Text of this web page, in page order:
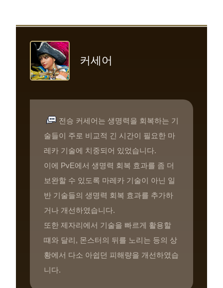
커세어
전승 커세어는 생명력을 회복하는 기
술들이 주로 비교적 긴 시간이 필요한 마
레카 기술에 치중되어 있었습니다.
이에 PvE에서 생명력 회복 효과를 좀 더
보완할 수 있도록 마레카 기술이 아닌 일
반 기술들의 생명력 회복 효과를 추가하
거나 개선하였습니다.
또한 제자리에서 기술을 빠르게 활용할
떄와 달리, 몬스터의 뒤를 노리는 등의 상
황에서 다소 아쉽던 피해량을 개선하였습
니다.